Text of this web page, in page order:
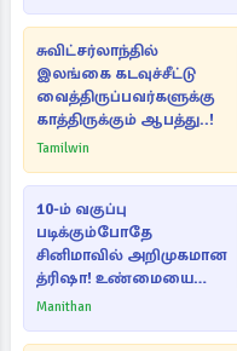
சுவிட்சர்லாந்தில்
இலங்கை கடவுச்சீட்டு
வைத்திருப்பவர்களுக்கு
காத்திருக்கும் ஆபத்து..!
Tamilwin
10-ம் வகுப்பு
படிக்கும்போதே
சினிமாவில் அறிமுகமான
த்ரிஷா! உண்மையை
பகிர்ந்த இயக்குநர் பிரவீன்
Manithan